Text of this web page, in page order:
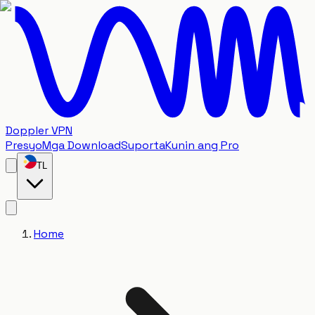
Doppler VPN
PresyoMga DownloadSuportaKunin ang Pro
TL
Home